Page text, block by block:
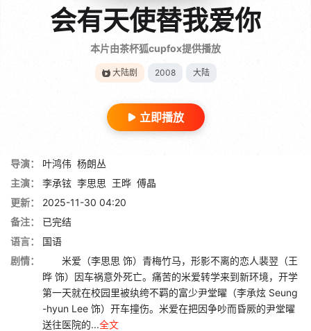
会有天使替我爱你
本片由茶杯狐cupfox提供播放
大陆剧 2008 大陆
立即播放
导演： 叶鸿伟 杨朗丛
主演：
李承铉 李思思 王晔 傅晶
更新：
2025-11-30 04:20
备注：
已完结
语言：
国语
剧情：
米爱（李思思 饰）青梅竹马，形影不离的恋人裴翌（王
晔 饰）因车祸意外死亡。痛苦的米爱转学来到新环境，开学
第一天就在校园里被纨绔不羁的富少尹堂曜（李承炫 Seung
-hyun Lee 饰）开车撞伤。米爱在把因争吵而昏厥的尹堂曜
送往医院的...全文